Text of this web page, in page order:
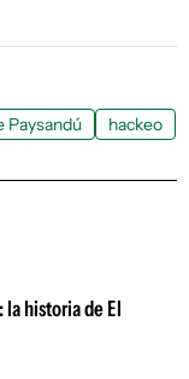
Paysandú hackeo
la historia de El